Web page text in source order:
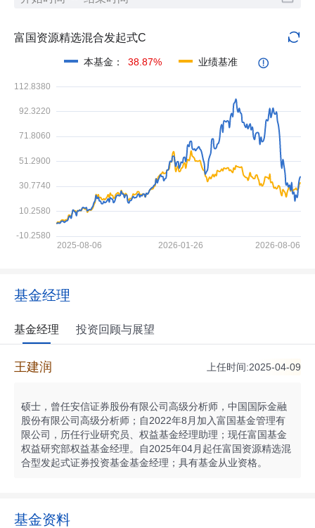
富国资源精选混合发起式C
本基金 ： 38.87% 业绩基准
基金经理
基金经理 投资回顾与展望
王建润 上任时间:2025-04-09
硕士，曾任安信证券股份有限公司高级分析师，中国国际金融
股份有限公司高级分析师；自2022年8月加入富国基金管理有
限公司，历任行业研究员、权益基金经理助理；现任富国基金
权益研究部权益基金经理。自2025年04月起任富国资源精选混
合型发起式证券投资基金基金经理；具有基金从业资格。
基金资料